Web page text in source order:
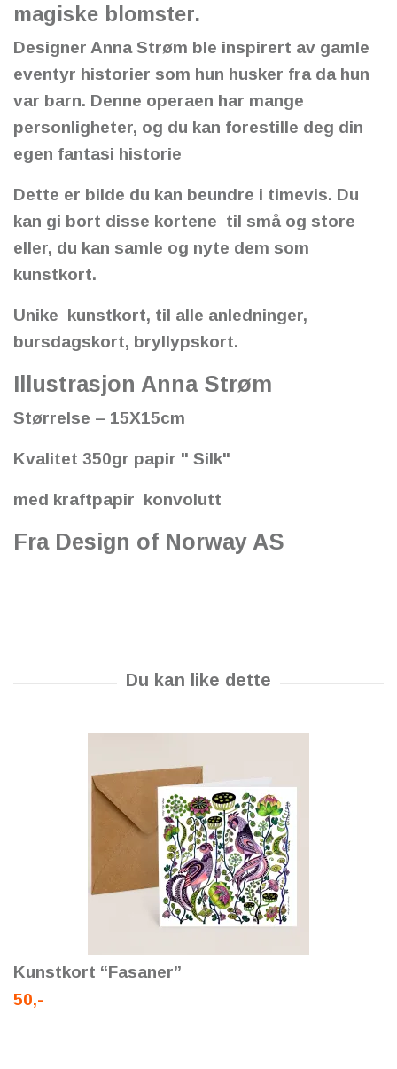
magiske blomster.
Designer Anna Strøm ble inspirert av gamle
eventyr historier som hun husker fra da hun
var barn. Denne operaen har mange
personligheter, og du kan forestille deg din
egen fantasi historie
Dette er bilde du kan beundre i timevis. Du
kan gi bort disse kortene til små og store
eller, du kan samle og nyte dem som
kunstkort.
Unike kunstkort, til alle anledninger,
bursdagskort, bryllypskort.
Illustrasjon Anna Strøm
Størrelse – 15X15cm
Kvalitet 350gr papir " Silk"
med kraftpapir konvolutt
Fra Design of Norway AS
Kunstkort “Fasaner”
50,-